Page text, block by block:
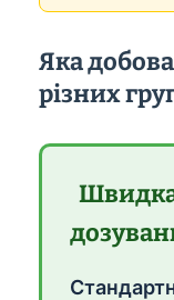
Яка
різних
Швидка